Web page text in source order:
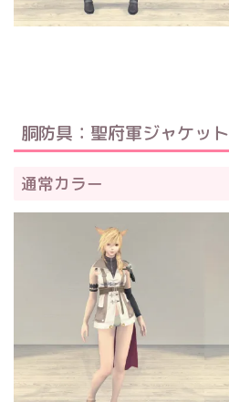
胴防具：聖府軍ジャケット
通常カラー